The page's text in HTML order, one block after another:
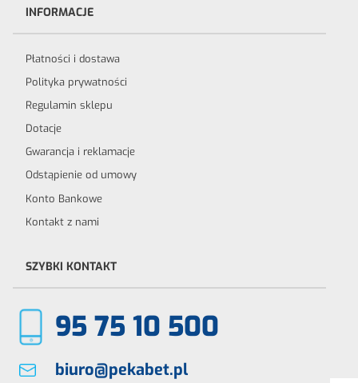
INFORMACJE
Płatności i dostawa
Polityka prywatności
Regulamin sklepu
Dotacje
Gwarancja i reklamacje
Odstąpienie od umowy
Konto Bankowe
Kontakt z nami
SZYBKI KONTAKT
95 75 10 500
biuro@pekabet.pl